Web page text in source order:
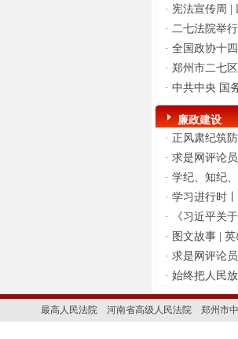
· 宪法宣传周 |
· 二七法院举
· 全国政协十
· 郑州市二七
· 中共中央 国
廉政建设
· 正风肃纪筑
· 求是网评论
· 学纪、知纪
· 学习进行时
·
《习近平关
· 图文故事 |
· 求是网评论
· 始终把人民
最高人民法院 河南省高级人民法院 郑州市